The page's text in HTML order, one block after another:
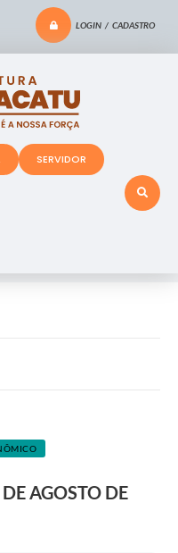
LOGIN / CADASTRO
SERVIDOR
AGOSTO DE